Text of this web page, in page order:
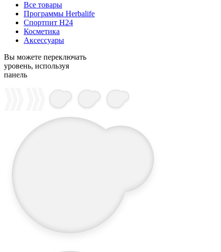
Все товары
Программы Herbalife
Спортпит H24
Косметика
Аксессуары
Вы можете переключать
уровень, используя
панель